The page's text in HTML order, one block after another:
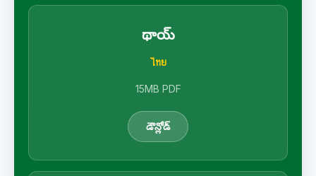
థాయ్
ไทย
15MB PDF
డౌన్లోడ్